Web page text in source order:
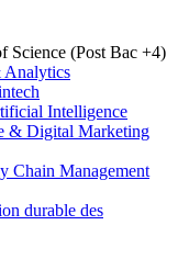
Science (Post Bac +4)
Analytics
Intelligence
& Digital Marketing
Chain Management
durable des